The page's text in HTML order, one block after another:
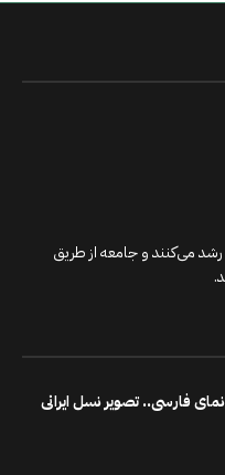
می‌کنند و جامعه از طریق
فارسی.. تصویر نسل ایرانی